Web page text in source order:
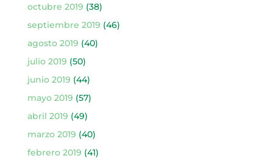
octubre 2019 (38)
septiembre 2019 (46)
agosto 2019 (40)
julio 2019 (50)
junio 2019 (44)
mayo 2019 (57)
abril 2019 (49)
marzo 2019 (40)
febrero 2019 (41)